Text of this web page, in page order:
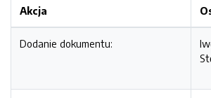
Akcja
Dodanie dokumentu: